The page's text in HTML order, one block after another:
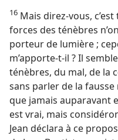
16 Mais direz-​vous,
forces des ténèbres
porteur de lumière ;
m’apporte-​t-​il ? Il
ténèbres, du mal, de la
sans parler de la
que jamais auparavant
est vrai, mais
Jean déclara à ce